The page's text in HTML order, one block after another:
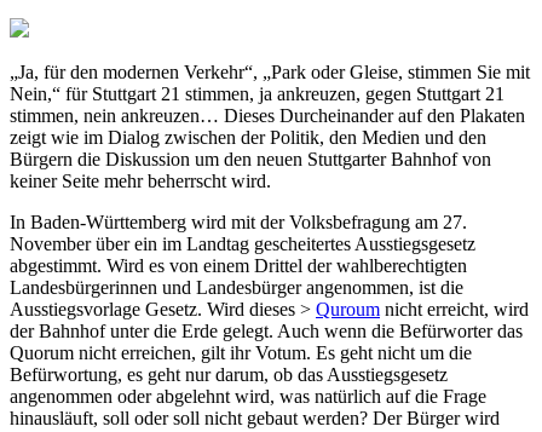
„Ja, für den modernen Verkehr“, „Park oder Gleise, stimmen Sie mit
Nein,“ für Stuttgart 21 stimmen, ja ankreuzen, gegen Stuttgart 21
stimmen, nein ankreuzen… Dieses Durcheinander auf den Plakaten
zeigt wie im Dialog zwischen der Politik, den Medien und den
Bürgern die Diskussion um den neuen Stuttgarter Bahnhof von
keiner Seite mehr beherrscht wird.
In Baden-Württemberg wird mit der Volksbefragung am 27.
November über ein im Landtag gescheitertes Ausstiegsgesetz
abgestimmt. Wird es von einem Drittel der wahlberechtigten
Landesbürgerinnen und Landesbürger angenommen, ist die
Ausstiegsvorlage Gesetz. Wird dieses > Quroum nicht erreicht, wird
der Bahnhof unter die Erde gelegt. Auch wenn die Befürworter das
Quorum nicht erreichen, gilt ihr Votum. Es geht nicht um die
Befürwortung, es geht nur darum, ob das Ausstiegsgesetz
angenommen oder abgelehnt wird, was natürlich auf die Frage
hinausläuft, soll oder soll nicht gebaut werden? Der Bürger wird